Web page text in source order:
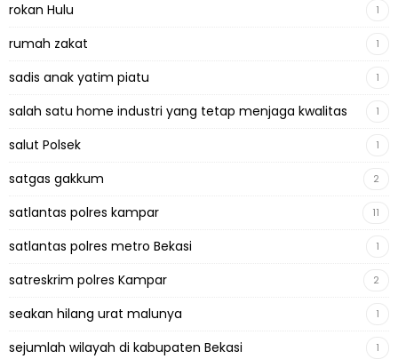
rokan Hulu 1
rumah zakat 1
sadis anak yatim piatu 1
salah satu home industri yang tetap menjaga kwalitas 1
salut Polsek 1
satgas gakkum 2
satlantas polres kampar 11
satlantas polres metro Bekasi 1
satreskrim polres Kampar 2
seakan hilang urat malunya 1
sejumlah wilayah di kabupaten Bekasi 1